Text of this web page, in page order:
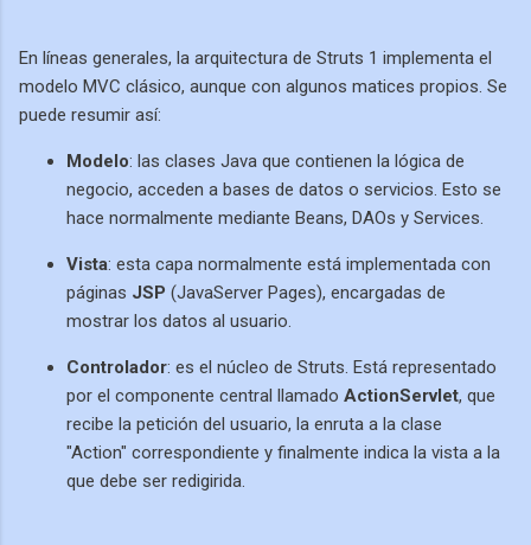
En líneas generales, la arquitectura de Struts 1 implementa el
modelo MVC clásico, aunque con algunos matices propios. Se
puede resumir así:
Modelo: las clases Java que contienen la lógica de
negocio, acceden a bases de datos o servicios. Esto se
hace normalmente mediante Beans, DAOs y Services.
Vista: esta capa normalmente está implementada con
páginas JSP (JavaServer Pages), encargadas de
mostrar los datos al usuario.
Controlador: es el núcleo de Struts. Está representado
por el componente central llamado ActionServlet, que
recibe la petición del usuario, la enruta a la clase
"Action" correspondiente y finalmente indica la vista a la
que debe ser redigirida.